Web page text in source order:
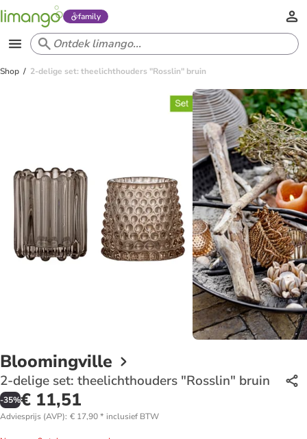
family
Shop 2-delige set: theelichthouders "Rosslin" bruin
Bloomingville
2-delige set: theelichthouders "Rosslin" bruin
-35%€ 11,51
Adviesprijs (AVP): € 17,90* inclusief BTW